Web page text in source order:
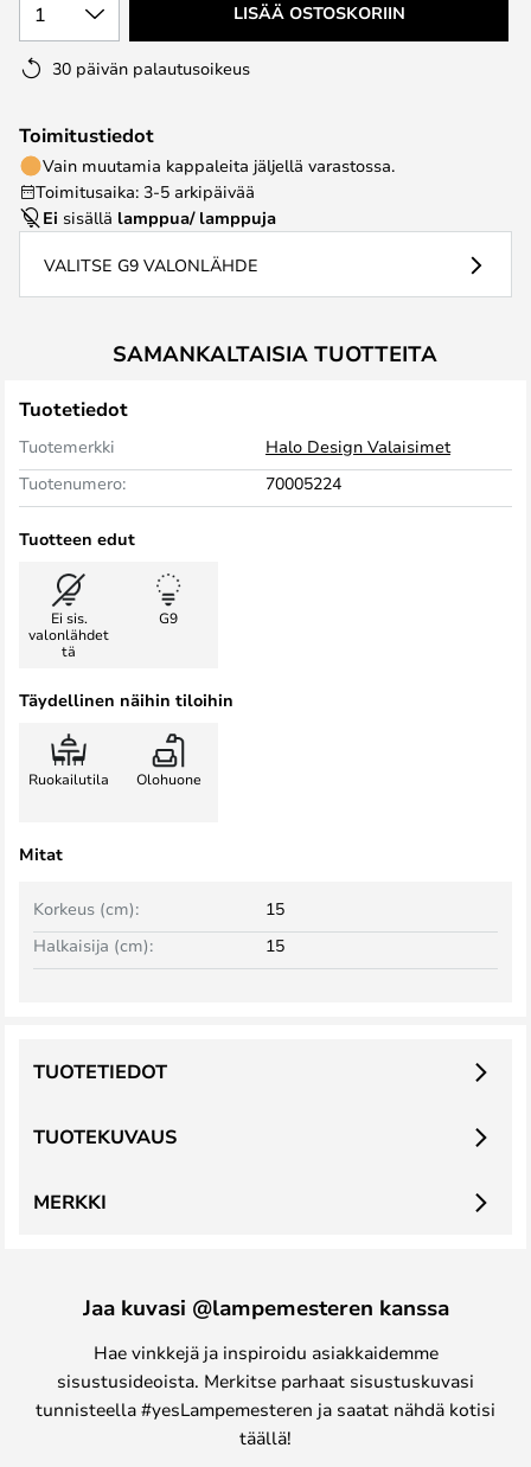
1 LISÄÄ OSTOSKORIIN
30 päivän palautusoikeus
Toimitustiedot
Vain muutamia kappaleita jäljellä varastossa.
Toimitusaika: 3-5 arkipäivää
Ei sisällä lamppua/ lamppuja
VALITSE G9 VALONLÄHDE
SAMANKALTAISIA TUOTTEITA
Tuotetiedot
Tuotemerkki
Halo Design Valaisimet
Tuotenumero:
70005224
Tuotteen edut
Ei sis.
valonlähdet
tä
G9
Täydellinen näihin tiloihin
Ruokailutila Olohuone
Mitat
Korkeus (cm):
15
Halkaisija (cm):
15
TUOTEKUVAUS
TUOTETIEDOT
MERKKI
Jaa kuvasi @lampemesteren kanssa
Hae vinkkejä ja inspiroidu asiakkaidemme
sisustusideoista. Merkitse parhaat sisustuskuvasi
tunnisteella #yesLampemesteren ja saatat nähdä kotisi
täällä!